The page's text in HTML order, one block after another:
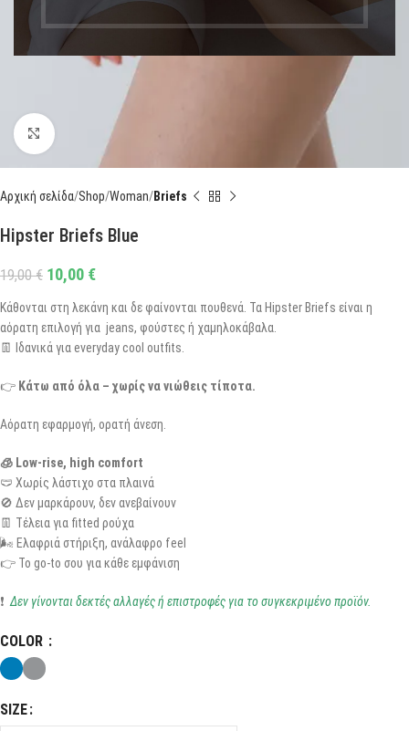
Click to enlarge
Αρχική σελίδα Shop Woman Briefs
Hipster Briefs Blue
19,00€ 10,00 €
Κάθονται στη λεκάνη και δε φαίνονται πουθενά. Τα Hipster Briefs είναι η
αόρατη επιλογή για jeans, φούστες ή χαμηλοκάβαλα.
👖 Ιδανικά για everyday cool outfits.
👉 Κάτω από όλα – χωρίς να νιώθεις τίποτα.
Αόρατη εφαρμογή, ορατή άνεση.
🧊 Low-rise, high comfort
🩲 Χωρίς λάστιχο στα πλαινά
🚫 Δεν μαρκάρουν, δεν ανεβαίνουν
👖 Τέλεια για fitted ρούχα
🌬️ Ελαφριά στήριξη, ανάλαφρο feel
👉 Το go-to σου για κάθε εμφάνιση
❗ Δεν γίνονται δεκτές αλλαγές ή επιστροφές για το συγκεκριμένο προϊόν.
COLOR
SIZE